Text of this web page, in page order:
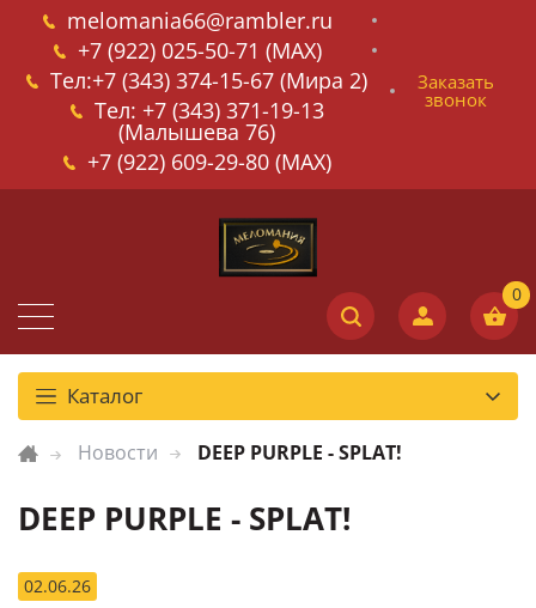
melomania66@rambler.ru
+7 (922) 025-50-71 (MAX)
Тел:+7 (343) 374-15-67 (Мира 2)
Тел: +7 (343) 371-19-13
(Малышева 76)
+7 (922) 609-29-80 (MAX)
Заказать
звонок
Каталог
Новости DEEP PURPLE - SPLAT!
DEEP PURPLE - SPLAT!
02.06.26